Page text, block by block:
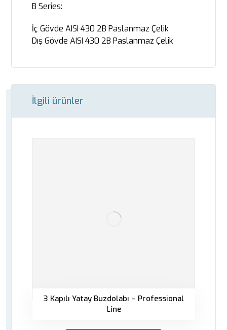
B Series:
İç Gövde AISI 430 2B Paslanmaz Çelik
Dış Gövde AISI 430 2B Paslanmaz Çelik
İlgili ürünler
3 Kapılı Yatay Buzdolabı – Professional
Line